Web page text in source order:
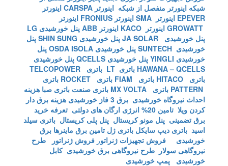
شبکه اینورتر منفصل از شبکه اینورتر CARSPA
اینورتر
EPEVER اینورتر SMA اینورتر FRONIUS
اینورتر
اینورتر KACO اینورتر ABB
پنل خورشیدی LG
پنل خورشیدی JA SOLAR
پنل خورشیدی SHIN SUNG
پنل
خورشیدی SUNTECH
پنل خورشیدی OSDA ISOLA
پنل
خورشیدی YINGLI
پنل خورشیدی QCELLS
پنل خورشیدی
HAWANA – QCELLS باتری LT
باتری TELCOPOWER
باتری HITACO
باتری FIAM باتری ROCKET
باتری
باتری MX VOLTA باتری صنعت باتری صبا هزینه
احداث نیروگاه خورشیدی برق 3 فاز خورشیدی
هزینه برق دار
کردن ویلا تامین 20% انرژی ارگان های دولتی
تعرفه خرید
برق تضمینی پنل مونو کریستال پنل پلی کریستال باتری سیلد
اسید باتری دیپ سایکل باتری ژل تامین برق ماینرها برق
خورشیدی
فروش تجهیزات ژنراتور فروش ژنراتور
طرح
نیروگاهی سولار طرح نیروگاهی برق خورشیدی کابل
خورشیدی
پمپ خورشیدی